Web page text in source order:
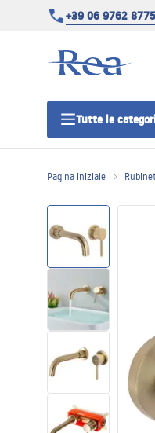
+39 06 9762 8775
Tutte le
Porte doccia
Canaline di
Set di vaso
Lavabi
Pagina iniziale